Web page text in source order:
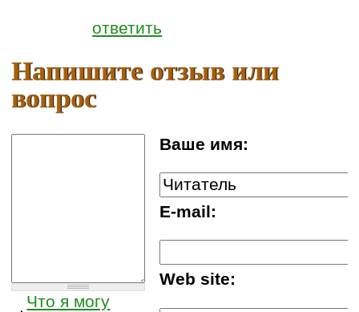
ответить
Напишите отзыв или
вопрос
Ваше имя:
E-mail:
Web site:
Что я могу